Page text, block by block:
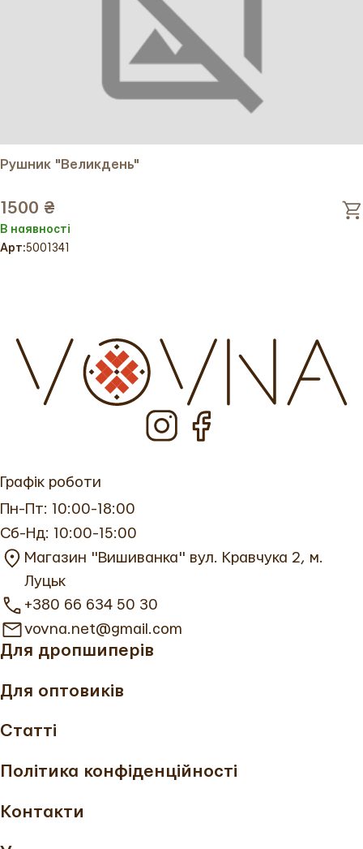
Рушник "Великдень"
1500 ₴
В наявності
Арт:5001341
Для дропшиперів
Для оптовиків
Статті
Політика конфіденційності
Контакти
Графік роботи
Пн-Пт: 10:00-18:00
Сб-Нд: 10:00-15:00
Магазин "Вишиванка" вул. Кравчука 2, м.
Луцьк
+380 66 634 50 30
vovna.net@gmail.com